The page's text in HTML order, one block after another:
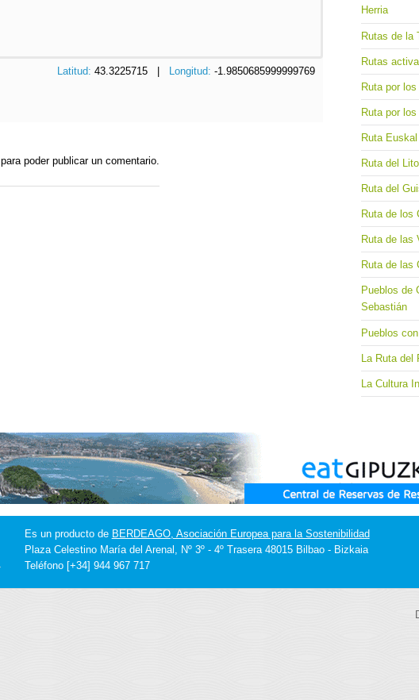
Latitud:43.3225715 | Longitud:-1.9850685999999769
para poder publicar un comentario.
Herria
Rutas de la
Rutas
Ruta por
Ruta por
Ruta
Ruta del
Ruta del
Ruta de los
Ruta de las
Ruta de las
Pueblos de
Sebastián
Pueblos
La Ruta
La Cultura
Es un producto de BERDEAGO, Asociación Europea para la Sostenibilidad
Plaza Celestino María del Arenal, Nº 3º - 4º Trasera 48015 Bilbao - Bizkaia
Teléfono [+34] 944 967 717